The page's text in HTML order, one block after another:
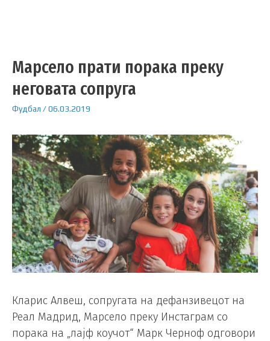
Марсело прати порака преку
неговата сопруга
Фудбал /06.03.2019
Кларис Алвеш, сопругата на дефанзивецот на
Реал Мадрид, Марсело преку Инстаграм со
порака на „лајф коучот“ Марк Черноф одговори